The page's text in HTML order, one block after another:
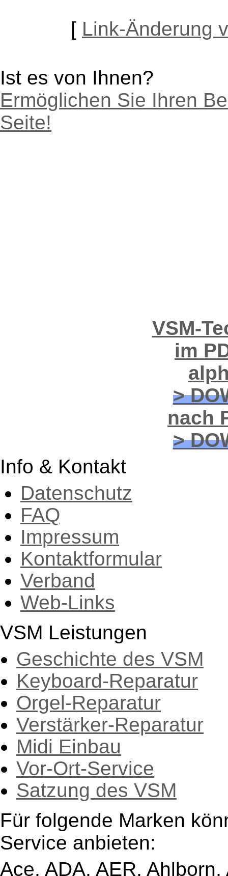
[ Link-Änderung
Ist es von Ihnen?
Ermöglichen Sie Ihren
Seite!
VSM-
im
>
nach
>
Info & Kontakt
Datenschutz
FAQ
Impressum
Kontaktformular
Verband
Web-Links
VSM Leistungen
Geschichte des VSM
Keyboard-Reparatur
Orgel-Reparatur
Verstärker-Reparatur
Midi Einbau
Vor-Ort-Service
Satzung des VSM
Für folgende Marken
Service anbieten:
Ace, ADA, AER,